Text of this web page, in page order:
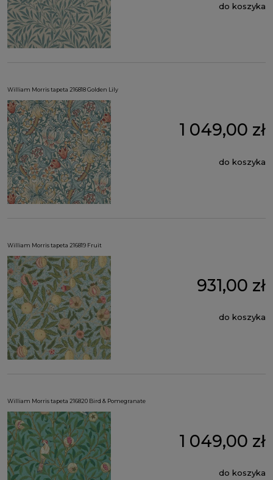
do koszyka
William Morris tapeta 216818 Golden Lily
1 049,00 zł
do koszyka
William Morris tapeta 216819 Fruit
931,00 zł
do koszyka
William Morris tapeta 216820 Bird & Pomegranate
1 049,00 zł
do koszyka